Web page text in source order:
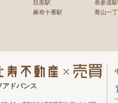
目黒駅
麻布十番駅
表参道駅
青山一
アドバンス